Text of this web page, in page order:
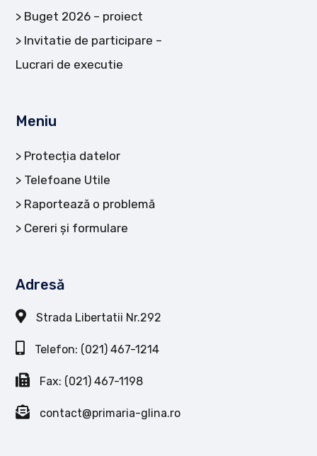
Buget 2026 – proiect
Invitatie de participare –
Lucrari de executie
Meniu
Protecția datelor
Telefoane Utile
Raportează o problemă
Cereri și formulare
Adresă
Strada Libertatii Nr.292
Telefon: (021) 467-1214
Fax: (021) 467-1198
contact@primaria-glina.ro